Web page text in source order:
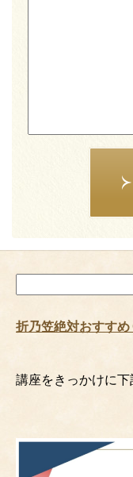
索
折乃笠絶対おすす
講座をきっかけに